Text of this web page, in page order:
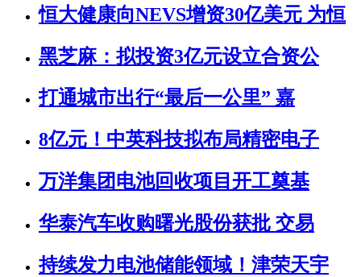
恒大健康向NEVS增资30亿美元 为恒
黑芝麻：拟投资3亿元设立合资公
打通城市出行“最后一公里” 嘉
8亿元！中英科技拟布局精密电子
万洋集团电池回收项目开工奠基
华泰汽车收购曙光股份获批 交易
持续发力电池储能领域！津荣天宇